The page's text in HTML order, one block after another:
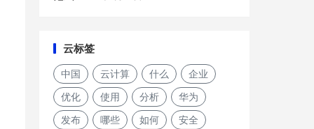
云标签
中国 云计算 什么 企业
优化 使用 分析 华为
发布 哪些 如何 安全